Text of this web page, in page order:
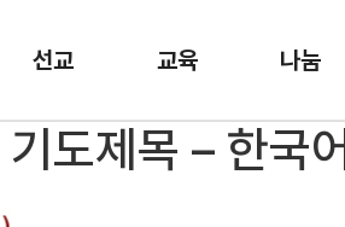
선교 교육 나눔
도제목 – 한국어